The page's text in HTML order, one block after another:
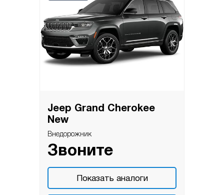
Jeep Grand Cherokee
New
Внедорожник
Звоните
Показать аналоги